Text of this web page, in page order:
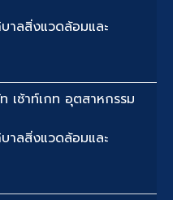
าลสิ่งแวดล้อมและ
เซ้าท์เกท อุตสาหกรรม
าลสิ่งแวดล้อมและ